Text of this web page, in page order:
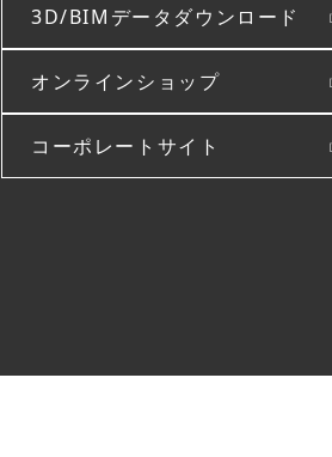
3D/BIMデータダウンロード
オンラインショップ
コーポレートサイト